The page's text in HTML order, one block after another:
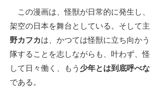
この漫画は、怪獣が日常的に発生し
架空の日本を舞台としている。そして
野カフカは、かつては怪獣に立ち向か
隊することを志しながらも、叶わず、
して日々働く、もう 少年とは到底呼べ
である。